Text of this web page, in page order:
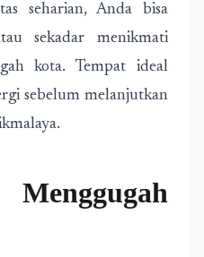
seharian, Anda bisa
sekadar menikmati
kota. Tempat ideal
sebelum melanjutkan